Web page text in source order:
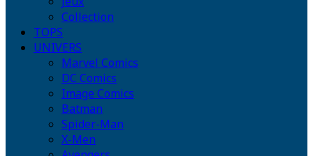
Collection
TOPS
UNIVERS
Marvel Comics
DC Comics
Image Comics
Batman
Spider-Man
X-Men